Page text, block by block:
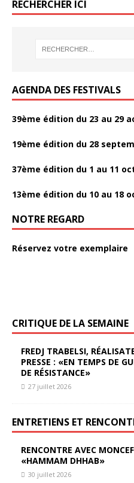
o
RECHERCHER ICI
AGENDA DES FESTIVALS
39ème édition du 23 au 29
19ème édition du 28
37ème édition du 1 au 11
13ème édition du 10 au 18
NOTRE REGARD
Réservez votre exemplaire
CRITIQUE DE LA SEMAINE
FREDJ TRABELSI,
PRESSE : «EN TEMPS DE
DE RÉSISTANCE»
27 juillet 2026
ENTRETIENS ET
RENCONTRE AVEC
«HAMMAM DHHAB»
30 juillet 2026